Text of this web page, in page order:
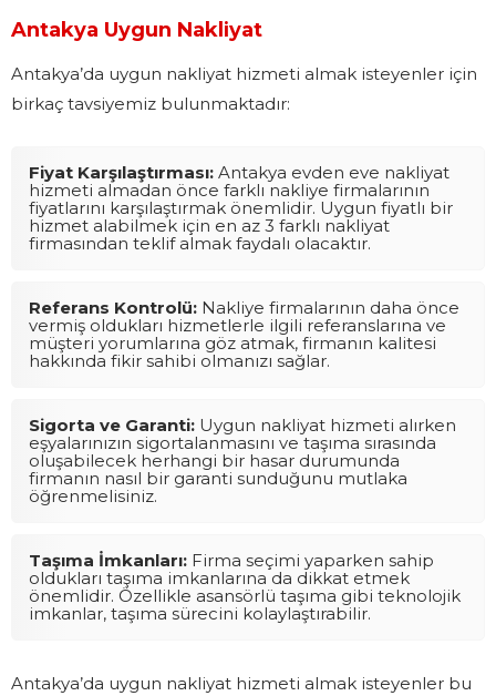
Antakya Uygun Nakliyat
Antakya’da uygun nakliyat hizmeti almak isteyenler için
birkaç tavsiyemiz bulunmaktadır:
Fiyat Karşılaştırması: Antakya evden eve nakliyat
hizmeti almadan önce farklı nakliye firmalarının
fiyatlarını karşılaştırmak önemlidir. Uygun fiyatlı bir
hizmet alabilmek için en az 3 farklı nakliyat
firmasından teklif almak faydalı olacaktır.
Referans Kontrolü: Nakliye firmalarının daha önce
vermiş oldukları hizmetlerle ilgili referanslarına ve
müşteri yorumlarına göz atmak, firmanın kalitesi
hakkında fikir sahibi olmanızı sağlar.
Sigorta ve Garanti: Uygun nakliyat hizmeti alırken
eşyalarınızın sigortalanmasını ve taşıma sırasında
oluşabilecek herhangi bir hasar durumunda
firmanın nasıl bir garanti sunduğunu mutlaka
öğrenmelisiniz.
Taşıma İmkanları: Firma seçimi yaparken sahip
oldukları taşıma imkanlarına da dikkat etmek
önemlidir. Özellikle asansörlü taşıma gibi teknolojik
imkanlar, taşıma sürecini kolaylaştırabilir.
Antakya’da uygun nakliyat hizmeti almak isteyenler bu